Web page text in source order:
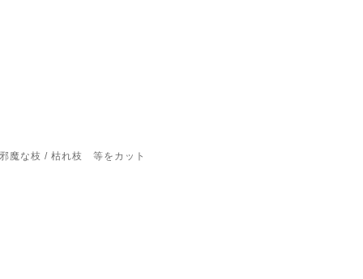
魔な枝 / 枯れ枝 等をカット